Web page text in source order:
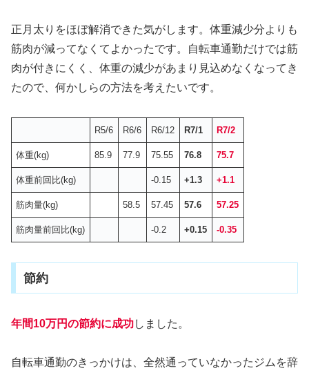
正月太りをほぼ解消できた気がします。体重減少分よりも
筋肉が減ってなくてよかったです。自転車通勤だけでは筋
肉が付きにくく、体重の減少があまり見込めなくなってき
たので、何かしらの方法を考えたいです。
R5/6 R6/6 R6/12 R7/1 R7/2
体重(kg) 85.9 77.9 75.55 76.8 75.7
体重前回比(kg) -0.15 +1.3 +1.1
筋肉量(kg) 58.5 57.45 57.6 57.25
筋肉量前回比(kg) -0.2 +0.15 -0.35
節約
年間10万円の節約に成功しました。
自転車通勤のきっかけは、全然通っていなかったジムを辞